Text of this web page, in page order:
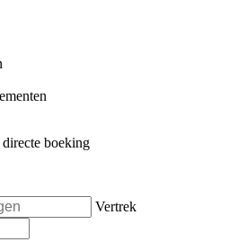
boeking
Vertrek